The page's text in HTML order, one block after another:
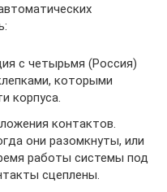
с четырьмя (Россия)
которыми
корпуса.
контактов.
они разомкнуты, или
работы системы под
сцеплены.